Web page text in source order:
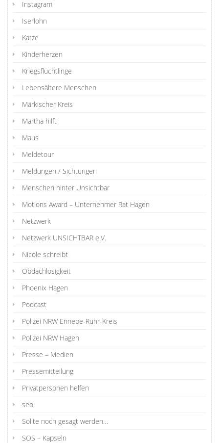
Instagram
Iserlohn
Katze
Kinderherzen
Kriegsflüchtlinge
Lebensältere Menschen
Märkischer Kreis
Martha hilft
Maus
Meldetour
Meldungen / Sichtungen
Menschen hinter Unsichtbar
Motions Award – Unternehmer Rat Hagen
Netzwerk
Netzwerk UNSICHTBAR e.V.
Nicole schreibt
Obdachlosigkeit
Phoenix Hagen
Podcast
Polizei NRW Ennepe-Ruhr-Kreis
Polizei NRW Hagen
Presse – Medien
Pressemitteilung
Privatpersonen helfen
seo
Sollte noch gesagt werden…
SOS – Kapseln